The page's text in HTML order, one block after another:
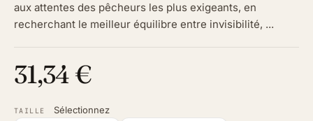
aux attentes des pêcheurs les plus exigeants, en
recherchant le meilleur équilibre entre invisibilité, ...
31,34 €
TAILLE Sélectionnez